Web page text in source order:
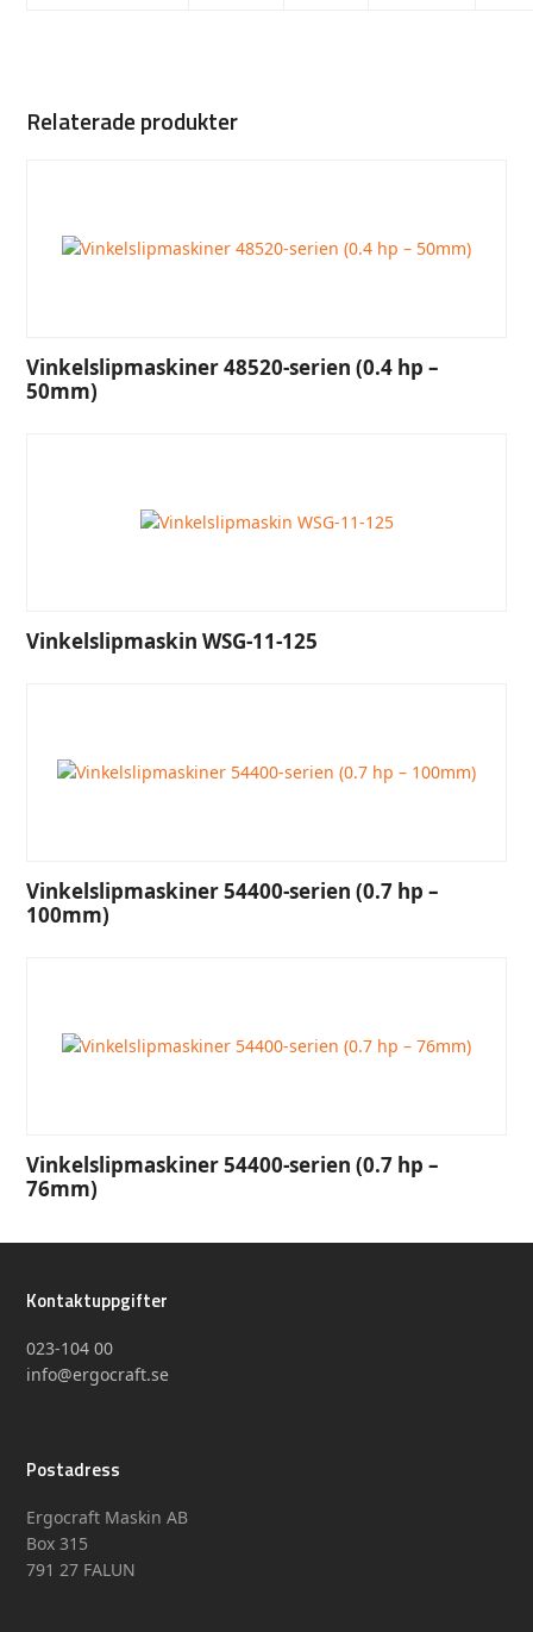
Relaterade produkter
Vinkelslipmaskiner 48520-serien (0.4 hp –
50mm)
Vinkelslipmaskin WSG-11-125
Vinkelslipmaskiner 54400-serien (0.7 hp –
100mm)
Vinkelslipmaskiner 54400-serien (0.7 hp –
76mm)
Kontaktuppgifter
023-104 00
info@ergocraft.se
Postadress
Ergocraft Maskin AB
Box 315
791 27 FALUN